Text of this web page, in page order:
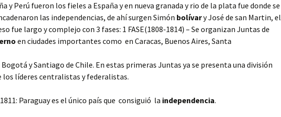
y Perú fueron los fieles a España y en nueva granada y rio de la plata fue donde se
las independencias, de ahí surgen Simón bolívary José de san Martin, el
fue largo y complejo con 3 fases: 1 FASE(1808-1814) – Se organizan Juntas de
en ciudades importantes como en Caracas, Buenos Aires, Santa
Bogotá y Santiago de Chile. En estas primeras Juntas ya se presenta una división
los líderes centralistas y federalistas.
Paraguay es el único país que consiguió la independencia.